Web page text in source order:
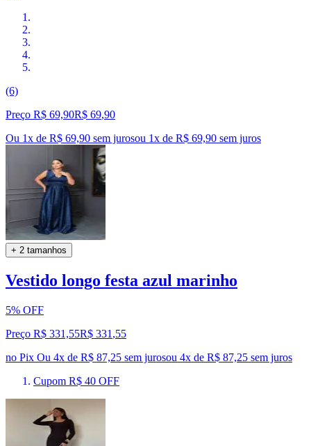
(6)
Preço R$ 69,90R$ 69,90
Ou 1x de R$ 69,90 sem jurosou 1x de R$ 69,90 sem juros
+ 2 tamanhos
Vestido longo festa azul marinho
5% OFF
Preço R$ 331,55R$ 331 ,55
no Pix Ou 4x de R$ 87,25 sem jurosou 4x de R$ 87,25 sem juros
Cupom R$ 40 OFF